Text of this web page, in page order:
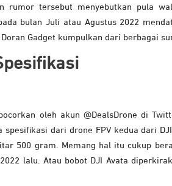
rumor tersebut menyebutkan pula
bulan Juli atau Agustus 2022
Gadget kumpulkan dari berbagai
oleh akun @DealsDrone di
spesifikasi dari drone FPV kedua dari
500 gram. Memang hal itu cukup
lalu. Atau bobot DJI Avata